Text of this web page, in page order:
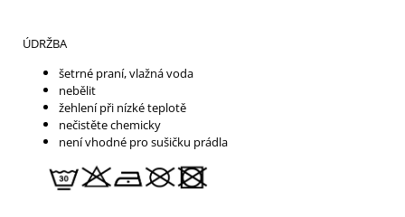
ÚDRŽBA
šetrné praní, vlažná voda
nebělit
žehlení při nízké teplotě
nečistěte chemicky
není vhodné pro sušičku prádla